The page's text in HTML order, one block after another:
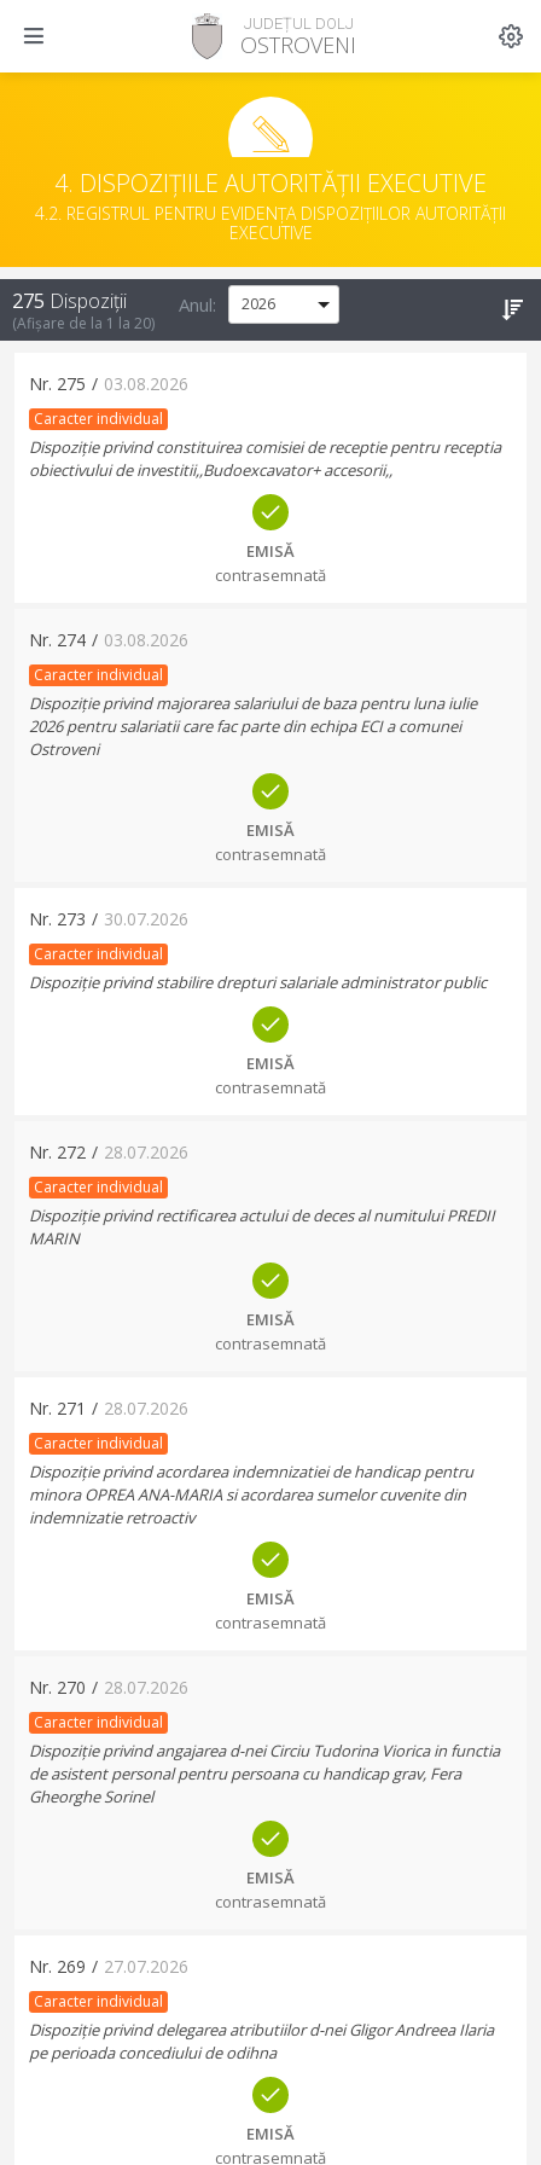
JUDEȚUL DOLJ
OSTROVENI
4. DISPOZIȚIILE AUTORITĂȚII EXECUTIVE
4.2. REGISTRUL PENTRU EVIDENȚA DISPOZIȚIILOR AUTORITĂȚII
EXECUTIVE
275 Dispoziții
(Afișare de la 1 la 20)
Anul:
Nr. 275 / 03.08.2026
Caracter individual
Dispoziție privind constituirea comisiei de receptie pentru receptia
obiectivului de investitii,,Budoexcavator+ accesorii,,
EMISĂ
contrasemnată
Nr. 274 / 03.08.2026
Caracter individual
Dispoziție privind majorarea salariului de baza pentru luna iulie
2026 pentru salariatii care fac parte din echipa ECI a comunei
Ostroveni
EMISĂ
contrasemnată
Nr. 273 / 30.07.2026
Caracter individual
Dispoziție privind stabilire drepturi salariale administrator public
EMISĂ
contrasemnată
Nr. 272 / 28.07.2026
Caracter individual
Dispoziție privind rectificarea actului de deces al numitului PREDII
MARIN
EMISĂ
contrasemnată
Nr. 271 / 28.07.2026
Caracter individual
Dispoziție privind acordarea indemnizatiei de handicap pentru
minora OPREA ANA-MARIA si acordarea sumelor cuvenite din
indemnizatie retroactiv
EMISĂ
contrasemnată
Nr. 270 / 28.07.2026
Caracter individual
Dispoziție privind angajarea d-nei Circiu Tudorina Viorica in functia
de asistent personal pentru persoana cu handicap grav, Fera
Gheorghe Sorinel
EMISĂ
contrasemnată
Nr. 269 / 27.07.2026
Caracter individual
Dispoziție privind delegarea atributiilor d-nei Gligor Andreea Ilaria
pe perioada concediului de odihna
EMISĂ
contrasemnată